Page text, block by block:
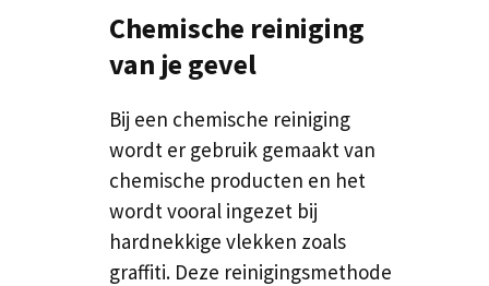
Chemische reiniging
van je gevel
Bij een chemische reiniging
wordt er gebruik gemaakt van
chemische producten en het
wordt vooral ingezet bij
hardnekkige vlekken zoals
graffiti. Deze reinigingsmethode